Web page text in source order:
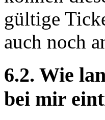
gültige
auch noch
6.2. Wie
bei mir